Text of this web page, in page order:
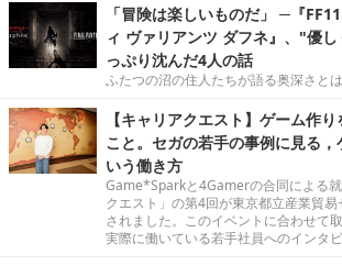
「冒険は楽しいものだ」 ─『
ィ ヴァリアンツ ダフネ』、"優
っぷり沈んだ4人の話
ふたつの沼の住人たちが語る奥深さとは
【キャリアクエスト】ゲーム作
こと。セガの若手の事例に見る
いう働き方
Game*Sparkと4Gamerの合同による
クエスト」の第4回が東京都立産業貿
されました。このイベントに合わせて
実際に働いている若手社員へのインタ